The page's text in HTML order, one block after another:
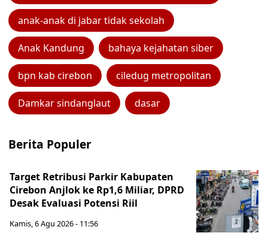
anak-anak di jabar tidak sekolah
Anak Kandung bahaya kejahatan siber
bpn kab cirebon ciledug metropolitan
Damkar sindanglaut dasar
Berita Populer
Target Retribusi Parkir Kabupaten
Cirebon Anjlok ke Rp1,6 Miliar, DPRD
Desak Evaluasi Potensi Riil
Kamis, 6 Agu 2026 - 11:56